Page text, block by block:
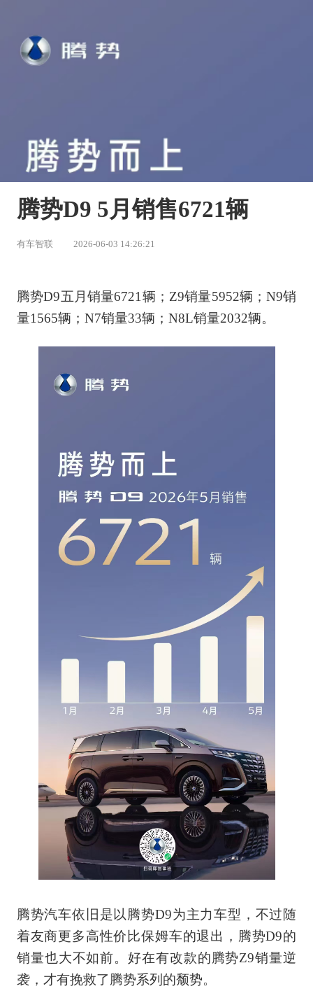
腾势D9 5月销售6721辆
有车智联 2026-06-03 14:26:21
腾势D9五月销量6721辆； Z9销量5952辆； N9销
量1565辆； N7销量33辆； N8L销量2032辆。
腾势汽车依旧是以腾势D9为主力车型，不过随
着友商更多高性价比保姆车的退出，腾势D9的
销量也大不如前。好在有改款的腾势Z9销量逆
袭，才有挽救了腾势系列的颓势。